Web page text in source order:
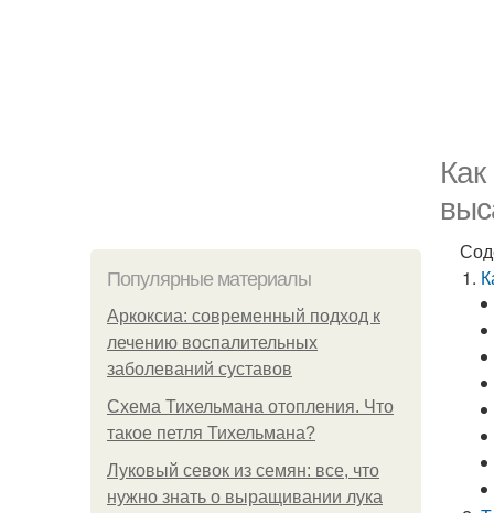
Популярные материалы
Аркоксиа: современный подход к
лечению воспалительных
заболеваний суставов
Схема Тихельмана отопления. Что
такое петля Тихельмана?
Луковый севок из семян: все, что
нужно знать о выращивании лука